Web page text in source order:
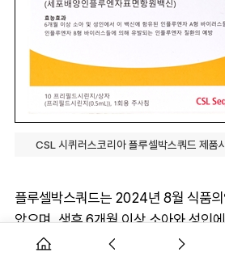
CSL 시퀴러스코리아 플루셀박스쿼드 제품
플루셀박스쿼드는 2024년 8월 식품
았으며, 생후 6개월 이상 소아와 성인
B형 바이러스들에 의해 유발되는 감염